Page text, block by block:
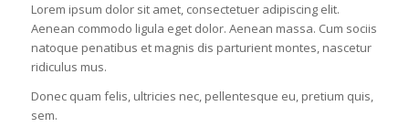
Lorem ipsum dolor sit amet, consectetuer adipiscing elit.
Aenean commodo ligula eget dolor. Aenean massa. Cum sociis
natoque penatibus et magnis dis parturient montes, nascetur
ridiculus mus.
Donec quam felis, ultricies nec, pellentesque eu, pretium quis,
sem.